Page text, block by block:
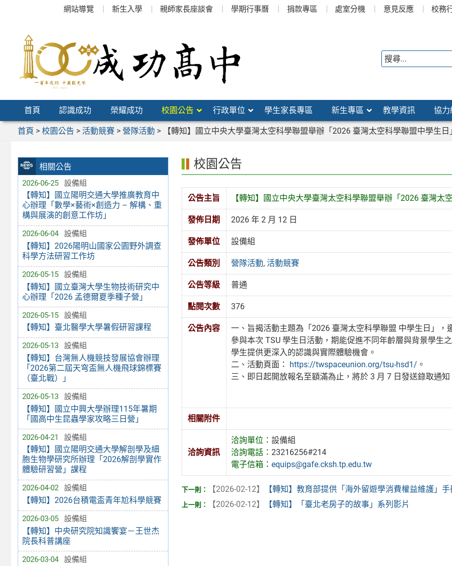
網站導覽 新生入學 親師家長座談會 學期行事曆 捐款專區 處室分機 意見反應 校務
首頁 認識成功 榮耀成功 校園公告 行政單位 學生家長專區 新生專區 教學資訊 協力
首頁 > 校園公告 > 活動競賽> 營隊活動 > 【轉知】國立中央大學臺灣太空科學聯盟舉辦「2026 臺灣太空科學聯盟中學生日
相關公告
2026-06-25 設備組
【轉知】國立陽明交通大學推廣教育中
心辦理「數學×藝術×創造力 – 解構、重
構與展演的創意工作坊」
2026-06-04 設備組
【轉知】2026陽明山國家公園野外調查
科學方法研習工作坊
2026-05-15 設備組
【轉知】國立臺灣大學生物技術研究中
心辦理「2026 孟德爾夏季種子營」
2026-05-15 設備組
【轉知】臺北醫學大學暑假研習課程
2026-05-13 設備組
【轉知】台灣無人機競技發展協會辦理
「2026第二屆天穹盃無人機飛球錦標賽
（臺北戰）」
2026-05-13 設備組
【轉知】國立中興大學辦理115年暑期
「國高中生昆蟲學家攻略三日營」
2026-04-21 設備組
【轉知】國立陽明交通大學解剖學及細
胞生物學研究所辦理「2026解剖學實作
體驗研習營」課程
2026-04-02 設備組
【轉知】2026台積電盃青年尬科學競賽
2026-03-05 設備組
【轉知】中央研究院知識饗宴－王世杰
院長科普講座
2026-03-04 設備組
校園公告
公告主旨 【轉知】國立中央大學臺灣太空科學聯盟舉辦「2026 臺灣太
發佈日期 2026 年 2 月 12 日
發佈單位 設備組
公告類別 營隊活動,活動競賽
公告等級 普通
點閱次數 376
公告內容
一、旨揭活動主題為「2026 臺灣太空科學聯盟 中學生日」
參與本次 TSU 學生日活動，期能促進不同年齡層與背景學生
學生提供更深入的認識與實際體驗機會。
二、活動頁面： https://twspaceunion.org/tsu-hsd1/ 。
三、即日起開放報名至額滿為止，將於 3 月 7 日發送錄取通
相關附件
洽詢資訊
洽詢單位：設備組
洽詢電話：23216256#214
電子信箱：equips@gafe.cksh.tp.edu.tw
【2026-02-12】
【轉知】教育部提供「海外留遊學消費權益維護」手
【2026-02-12】
【轉知】「臺北老房子的故事」系列影片